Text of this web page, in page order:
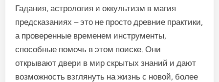
Гадания, астрология и оккультизм в магия
предсказаниях – это не просто древние практики,
а проверенные временем инструменты,
способные помочь в этом поиске. Они
открывают двери в мир скрытых знаний и дают
возможность взглянуть на жизнь с новой, более